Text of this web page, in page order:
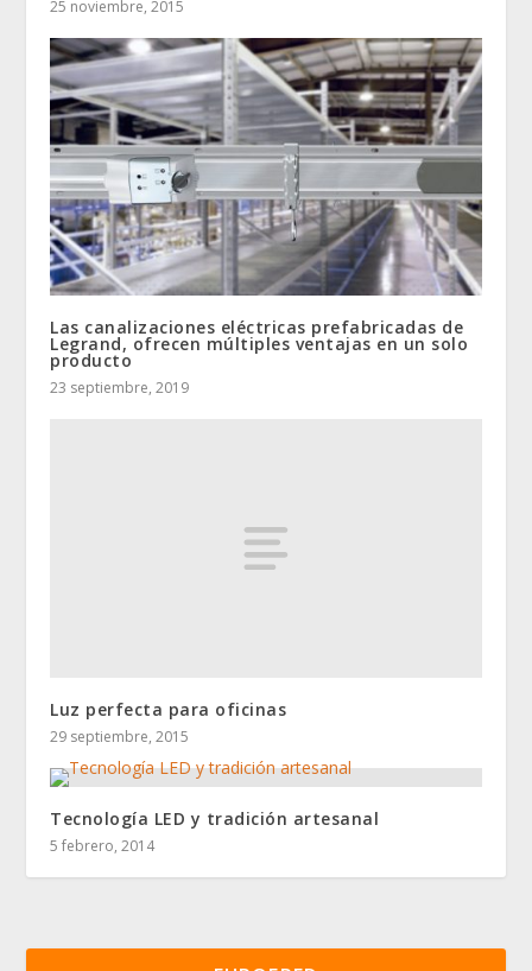
25 noviembre, 2015
Las canalizaciones eléctricas prefabricadas de
Legrand, ofrecen múltiples ventajas en un solo
producto
23 septiembre, 2019
Luz perfecta para oficinas
29 septiembre, 2015
Tecnología LED y tradición artesanal
5 febrero, 2014